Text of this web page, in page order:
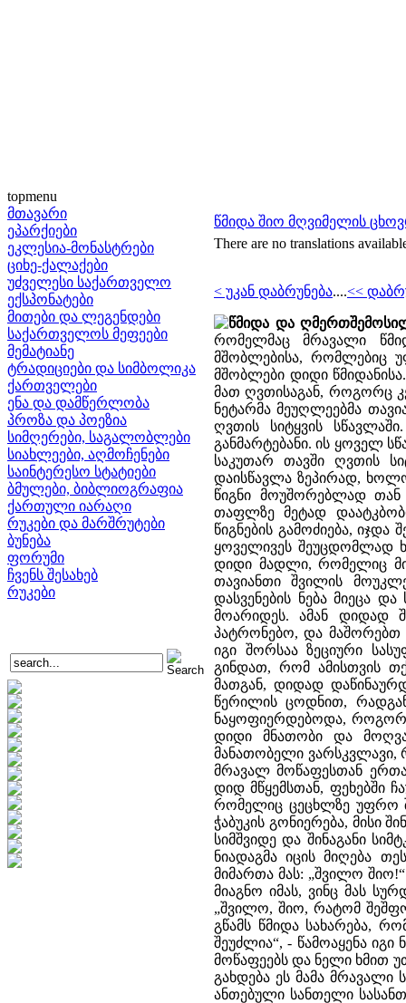
topmenu
მთავარი
ეპარქიები
ეკლესია-მონასტრები
ციხე-ქალაქები
უძველესი საქართველო
ექსპონატები
მითები და ლეგენდები
საქართველოს მეფეები
მემატიანე
ტრადიციები და სიმბოლიკა
ქართველები
ენა და დამწერლობა
პროზა და პოეზია
სიმღერები, საგალობლები
სიახლეები, აღმოჩენები
საინტერესო სტატიები
ბმულები, ბიბლიოგრაფია
ქართული იარაღი
რუკები და მარშრუტები
ბუნება
ფორუმი
ჩვენს შესახებ
რუკები
წმიდა შიო მღვიმელის
There are no translations
< უკან დაბრუნება....<<
წმიდა და
რომელმაც მრავალი
მშობლებისა, რომლებიც
მშობლები დიდი
მათ ღვთისაგან, როგორც
ნეტარმა მეუღლეებმა
ღვთის სიტყვის
განმარტებანი. ის ყოველ
საკუთარ თავში ღვთის
დაისწავლა ზეპირად,
წიგნი მოუშორებლად
თაფლზე მეტად
წიგნების გამოძიება,
ყოველივეს შეუცდომლად
დიდი მადლი, რომელიც
თავიანთი შვილის
დასვენების ნება მიეცა
მოარიდეს. ამან დიდად
პატრონებო, და მაშორებთ
იგი შორსაა ზეციური
გინდათ, რომ ამისთვის
მათგან, დიდად
წერილის ცოდნით,
ნაყოფიერდებოდა,
დიდი მნათობი და
მანათობელი ვარსკვლავი,
მრავალ მოწაფესთან
დიდ მწყემსთან, ფეხებში
რომელიც ცეცხლზე უფრო
ჭაბუკის გონიერება, მისი
სიმშვიდე და შინაგანი
ნიადაგმა იცის მიღება
მიმართა მას: „შვილო
მიაგნო იმას, ვინც მას
„შვილო, შიო, რატომ
გწამს წმიდა სახარება,
შეუძლია“, - წამოაყენა იგი
მოწაფეებს და ნელი ხმით
გახდება ეს მამა მრავალი
ანთებული სანთელი